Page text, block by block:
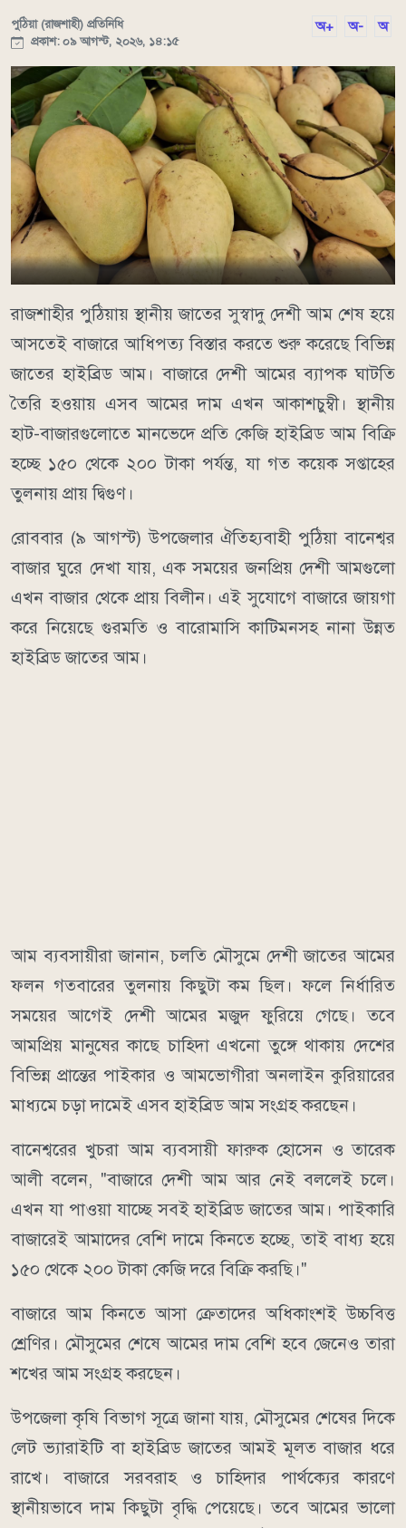
পুঠিয়া (রাজশাহী) প্রতিনিধি
প্রকাশ: ০৯ আগস্ট, ২০২৬, ১৪:১৫
অ+ অ- অ
রাজশাহীর পুঠিয়ায় স্থানীয় জাতের সুস্বাদু দেশী আম শেষ হয়ে
আসতেই বাজারে আধিপত্য বিস্তার করতে শুরু করেছে বিভিন্ন
জাতের হাইব্রিড আম। বাজারে দেশী আমের ব্যাপক ঘাটতি
তৈরি হওয়ায় এসব আমের দাম এখন আকাশচুম্বী। স্থানীয়
হাট-বাজারগুলোতে মানভেদে প্রতি কেজি হাইব্রিড আম বিক্রি
হচ্ছে ১৫০ থেকে ২০০ টাকা পর্যন্ত, যা গত কয়েক সপ্তাহের
তুলনায় প্রায় দ্বিগুণ।
রোববার (৯ আগস্ট) উপজেলার ঐতিহ্যবাহী পুঠিয়া বানেশ্বর
বাজার ঘুরে দেখা যায়, এক সময়ের জনপ্রিয় দেশী আমগুলো
এখন বাজার থেকে প্রায় বিলীন। এই সুযোগে বাজারে জায়গা
করে নিয়েছে গুরমতি ও বারোমাসি কাটিমনসহ নানা উন্নত
হাইব্রিড জাতের আম।
আম ব্যবসায়ীরা জানান, চলতি মৌসুমে দেশী জাতের আমের
ফলন গতবারের তুলনায় কিছুটা কম ছিল। ফলে নির্ধারিত
সময়ের আগেই দেশী আমের মজুদ ফুরিয়ে গেছে। তবে
আমপ্রিয় মানুষের কাছে চাহিদা এখনো তুঙ্গে থাকায় দেশের
বিভিন্ন প্রান্তের পাইকার ও আমভোগীরা অনলাইন কুরিয়ারের
মাধ্যমে চড়া দামেই এসব হাইব্রিড আম সংগ্রহ করছেন।
বানেশ্বরের খুচরা আম ব্যবসায়ী ফারুক হোসেন ও তারেক
আলী বলেন, "বাজারে দেশী আম আর নেই বললেই চলে।
এখন যা পাওয়া যাচ্ছে সবই হাইব্রিড জাতের আম। পাইকারি
বাজারেই আমাদের বেশি দামে কিনতে হচ্ছে, তাই বাধ্য হয়ে
১৫০ থেকে ২০০ টাকা কেজি দরে বিক্রি করছি।"
বাজারে আম কিনতে আসা ক্রেতাদের অধিকাংশই উচ্চবিত্ত
শ্রেণির। মৌসুমের শেষে আমের দাম বেশি হবে জেনেও তারা
শখের আম সংগ্রহ করছেন।
উপজেলা কৃষি বিভাগ সূত্রে জানা যায়, মৌসুমের শেষের দিকে
লেট ভ্যারাইটি বা হাইব্রিড জাতের আমই মূলত বাজার ধরে
রাখে। বাজারে সরবরাহ ও চাহিদার পার্থক্যের কারণে
স্থানীয়ভাবে দাম কিছুটা বৃদ্ধি পেয়েছে। তবে আমের ভালো